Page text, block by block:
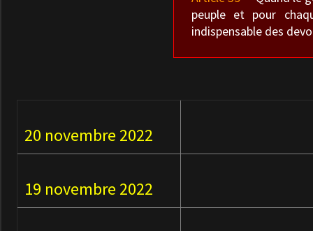
peuple et pour
indispensable des
20 novembre 2022
19 novembre 2022